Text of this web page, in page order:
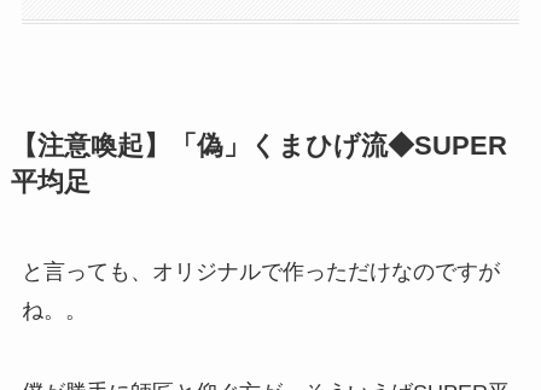
【注意喚起】「偽」くまひげ流◆SUPER
平均足
と言っても、オリジナルで作っただけなのですが
ね。。